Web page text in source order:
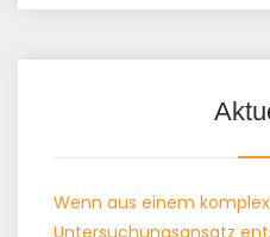
Wenn aus einem
Untersuchungsansatz